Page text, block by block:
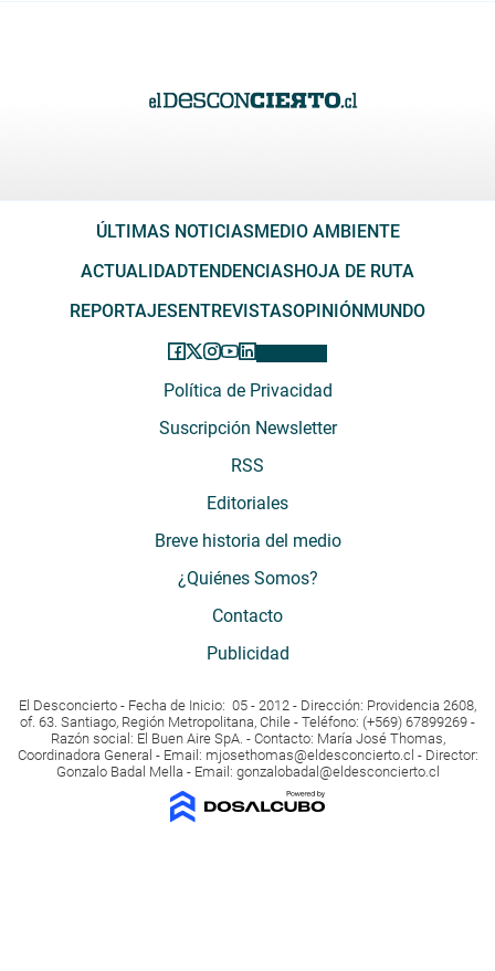
ÚLTIMAS NOTICIASMEDIO AMBIENTE
ACTUALIDADTENDENCIASHOJA DE RUTA
REPORTAJESENTREVISTASOPINIÓNMUNDO
Política de Privacidad
Suscripción Newsletter
RSS
Editoriales
Breve historia del medio
¿Quiénes Somos?
Contacto
Publicidad
El Desconcierto - Fecha de Inicio: 05 - 2012 - Dirección: Providencia 2608,
of. 63. Santiago, Región Metropolitana, Chile - Teléfono: (+569) 67899269 -
Razón social: El Buen Aire SpA. - Contacto: María José Thomas,
Coordinadora General - Email: mjosethomas@eldesconcierto.cl - Director:
Gonzalo Badal Mella - Email: gonzalobadal@eldesconcierto.cl